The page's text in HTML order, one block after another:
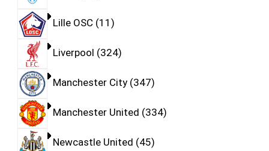
Lille OSC 11
Liverpool 324
Manchester City 347
Manchester United 334
Newcastle United 45